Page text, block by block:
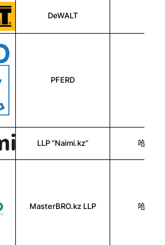
DeWALT
PFERD
LLP “Naimi.kz” 哈萨克
MasterBRO.kz LLP 哈萨克